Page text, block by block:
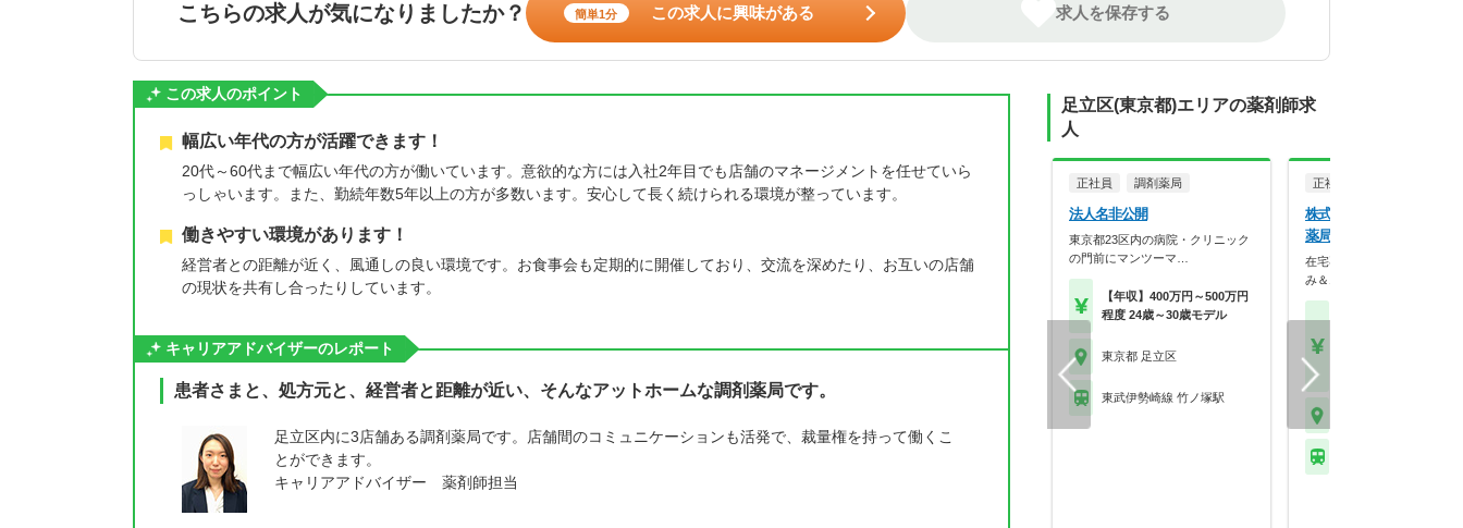
こちらの求人が気になりましたか？ 簡単1分 この求人に興味がある 求人を保存する
この求人のポイント
幅広い年代の方が活躍できます！
20代～60代まで幅広い年代の方が働いています。意欲的な方には入社2年目でも店舗のマネージメントを任せていら
っしゃいます。また、勤続年数5年以上の方が多数います。安心して長く続けられる環境が整っています。
働きやすい環境があります！
経営者との距離が近く、風通しの良い環境です。お食事会も定期的に開催しており、交流を深めたり、お互いの店舗
の現状を共有し合ったりしています。
キャリアアドバイザーのレポート
患者さまと、処方元と、経営者と距離が近い、そんなアットホームな調剤薬局です。
足立区内に3店舗ある調剤薬局です。店舗間のコミュニケーションも活発で、裁量権を持って働くこ
とができます。
キャリアアドバイザー 薬剤師担当
足立区(東京都)エリアの薬剤師求
人
正社員 調剤薬局
法人名非公開
東京都23区内の病院・クリニック
の門前にマンツーマ…
【年収】400万円～500万円
程度 24歳～30歳モデル
東京都 足立区
東武伊勢崎線 竹ノ塚駅
正社員
株式会社エクラシア ハ
薬局 竹ノ塚店
在宅専門×系列施設調剤！土
み＆18時帰宅でWL…